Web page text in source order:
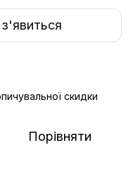
скидки
Порівняти